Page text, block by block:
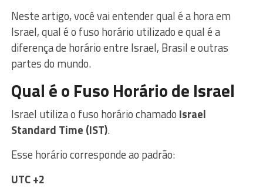
Neste artigo, você vai entender qual é a hora em
Israel, qual é o fuso horário utilizado e qual é a
diferença de horário entre Israel, Brasil e outras
partes do mundo.
Qual é o Fuso Horário de Israel
Israel utiliza o fuso horário chamado Israel
Standard Time (IST).
Esse horário corresponde ao padrão:
UTC +2